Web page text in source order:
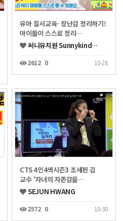
유아 질서교육- 장난감 정리하기!
아이들이 스스로 정리…
써니유치원 Sunnykind…
2612 0 10-26
CTS 4인4색시즌3 조세핀 김
교수 '자녀의 자존감을…
SEJUN HWANG
2572 0 10-30